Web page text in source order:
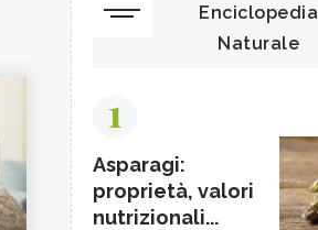
Enciclopedia
Naturale
1
Asparagi:
proprietà, valori
nutrizionali...